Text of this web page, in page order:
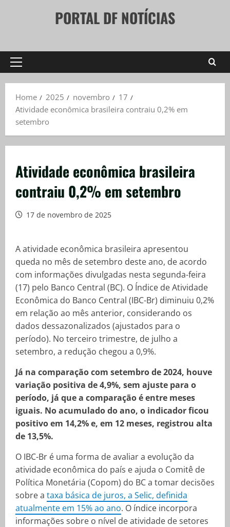
PORTAL DF NOTÍCIAS
Primary
Home
2025 novembro
17
Atividade econômica brasileira contraiu 0,2% em
setembro
Atividade econômica brasileira
contraiu 0,2% em setembro
17 de novembro de 2025
A atividade econômica brasileira apresentou
queda no mês de setembro deste ano, de acordo
com informações divulgadas nesta segunda-feira
(17) pelo Banco Central (BC). O Índice de Atividade
Econômica do Banco Central (IBC-Br) diminuiu 0,2%
em relação ao mês anterior, considerando os
dados dessazonalizados (ajustados para o
período). No terceiro trimestre, de julho a
setembro, a redução chegou a 0,9%.
Já na comparação com setembro de 2024, houve
variação positiva de 4,9%, sem ajuste para o
período, já que a comparação é entre meses
iguais. No acumulado do ano, o indicador ficou
positivo em 14,2% e, em 12 meses, registrou alta
de 13,5%.
O IBC-Br é uma forma de avaliar a evolução da
atividade econômica do país e ajuda o Comitê de
Política Monetária (Copom) do BC a tomar decisões
sobre a taxa básica de juros, a Selic, definida
atualmente em 15% ao ano. O índice incorpora
informações sobre o nível de atividade de setores